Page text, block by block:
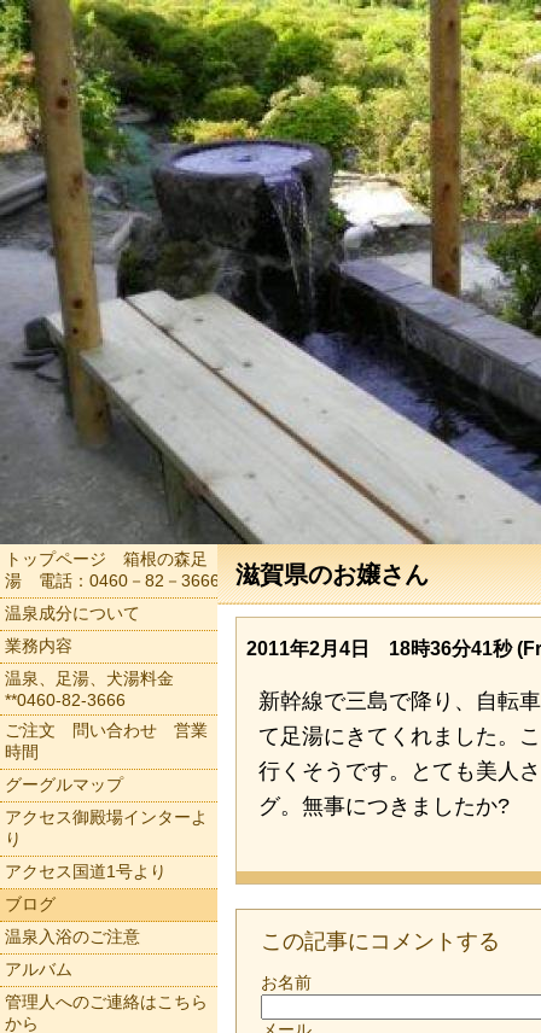
滋賀県のお嬢さん
2011年2月4日 18時36分41秒
新幹線で三島で降り、自転
て足湯にきてくれました。
行くそうです。とても美人
グ。無事につきましたか?
この記事にコメントする
お名前
トップページ 箱根の森足
湯 電話：0460－82－3666
温泉成分について
業務内容
温泉、足湯、犬湯料金
**0460-82-3666
ご注文 問い合わせ 営業
時間
グーグルマップ
アクセス御殿場インターよ
り
アクセス国道1号より
ブログ
温泉入浴のご注意
アルバム
管理人へのご連絡はこちら
から